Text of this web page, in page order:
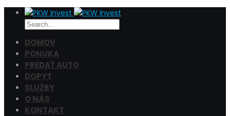
DOMOV
PONUKA
PREDAŤ AUTO
DOPYT
SLUŽBY
O NÁS
KONTAKT
Cena
Filtrovať